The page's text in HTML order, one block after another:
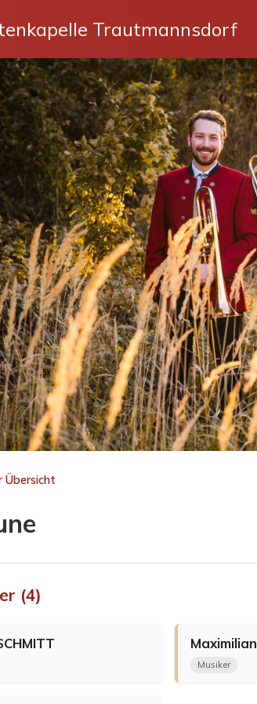
Trautmannsdorf
Übersicht
(4)
Maximilian
Musiker